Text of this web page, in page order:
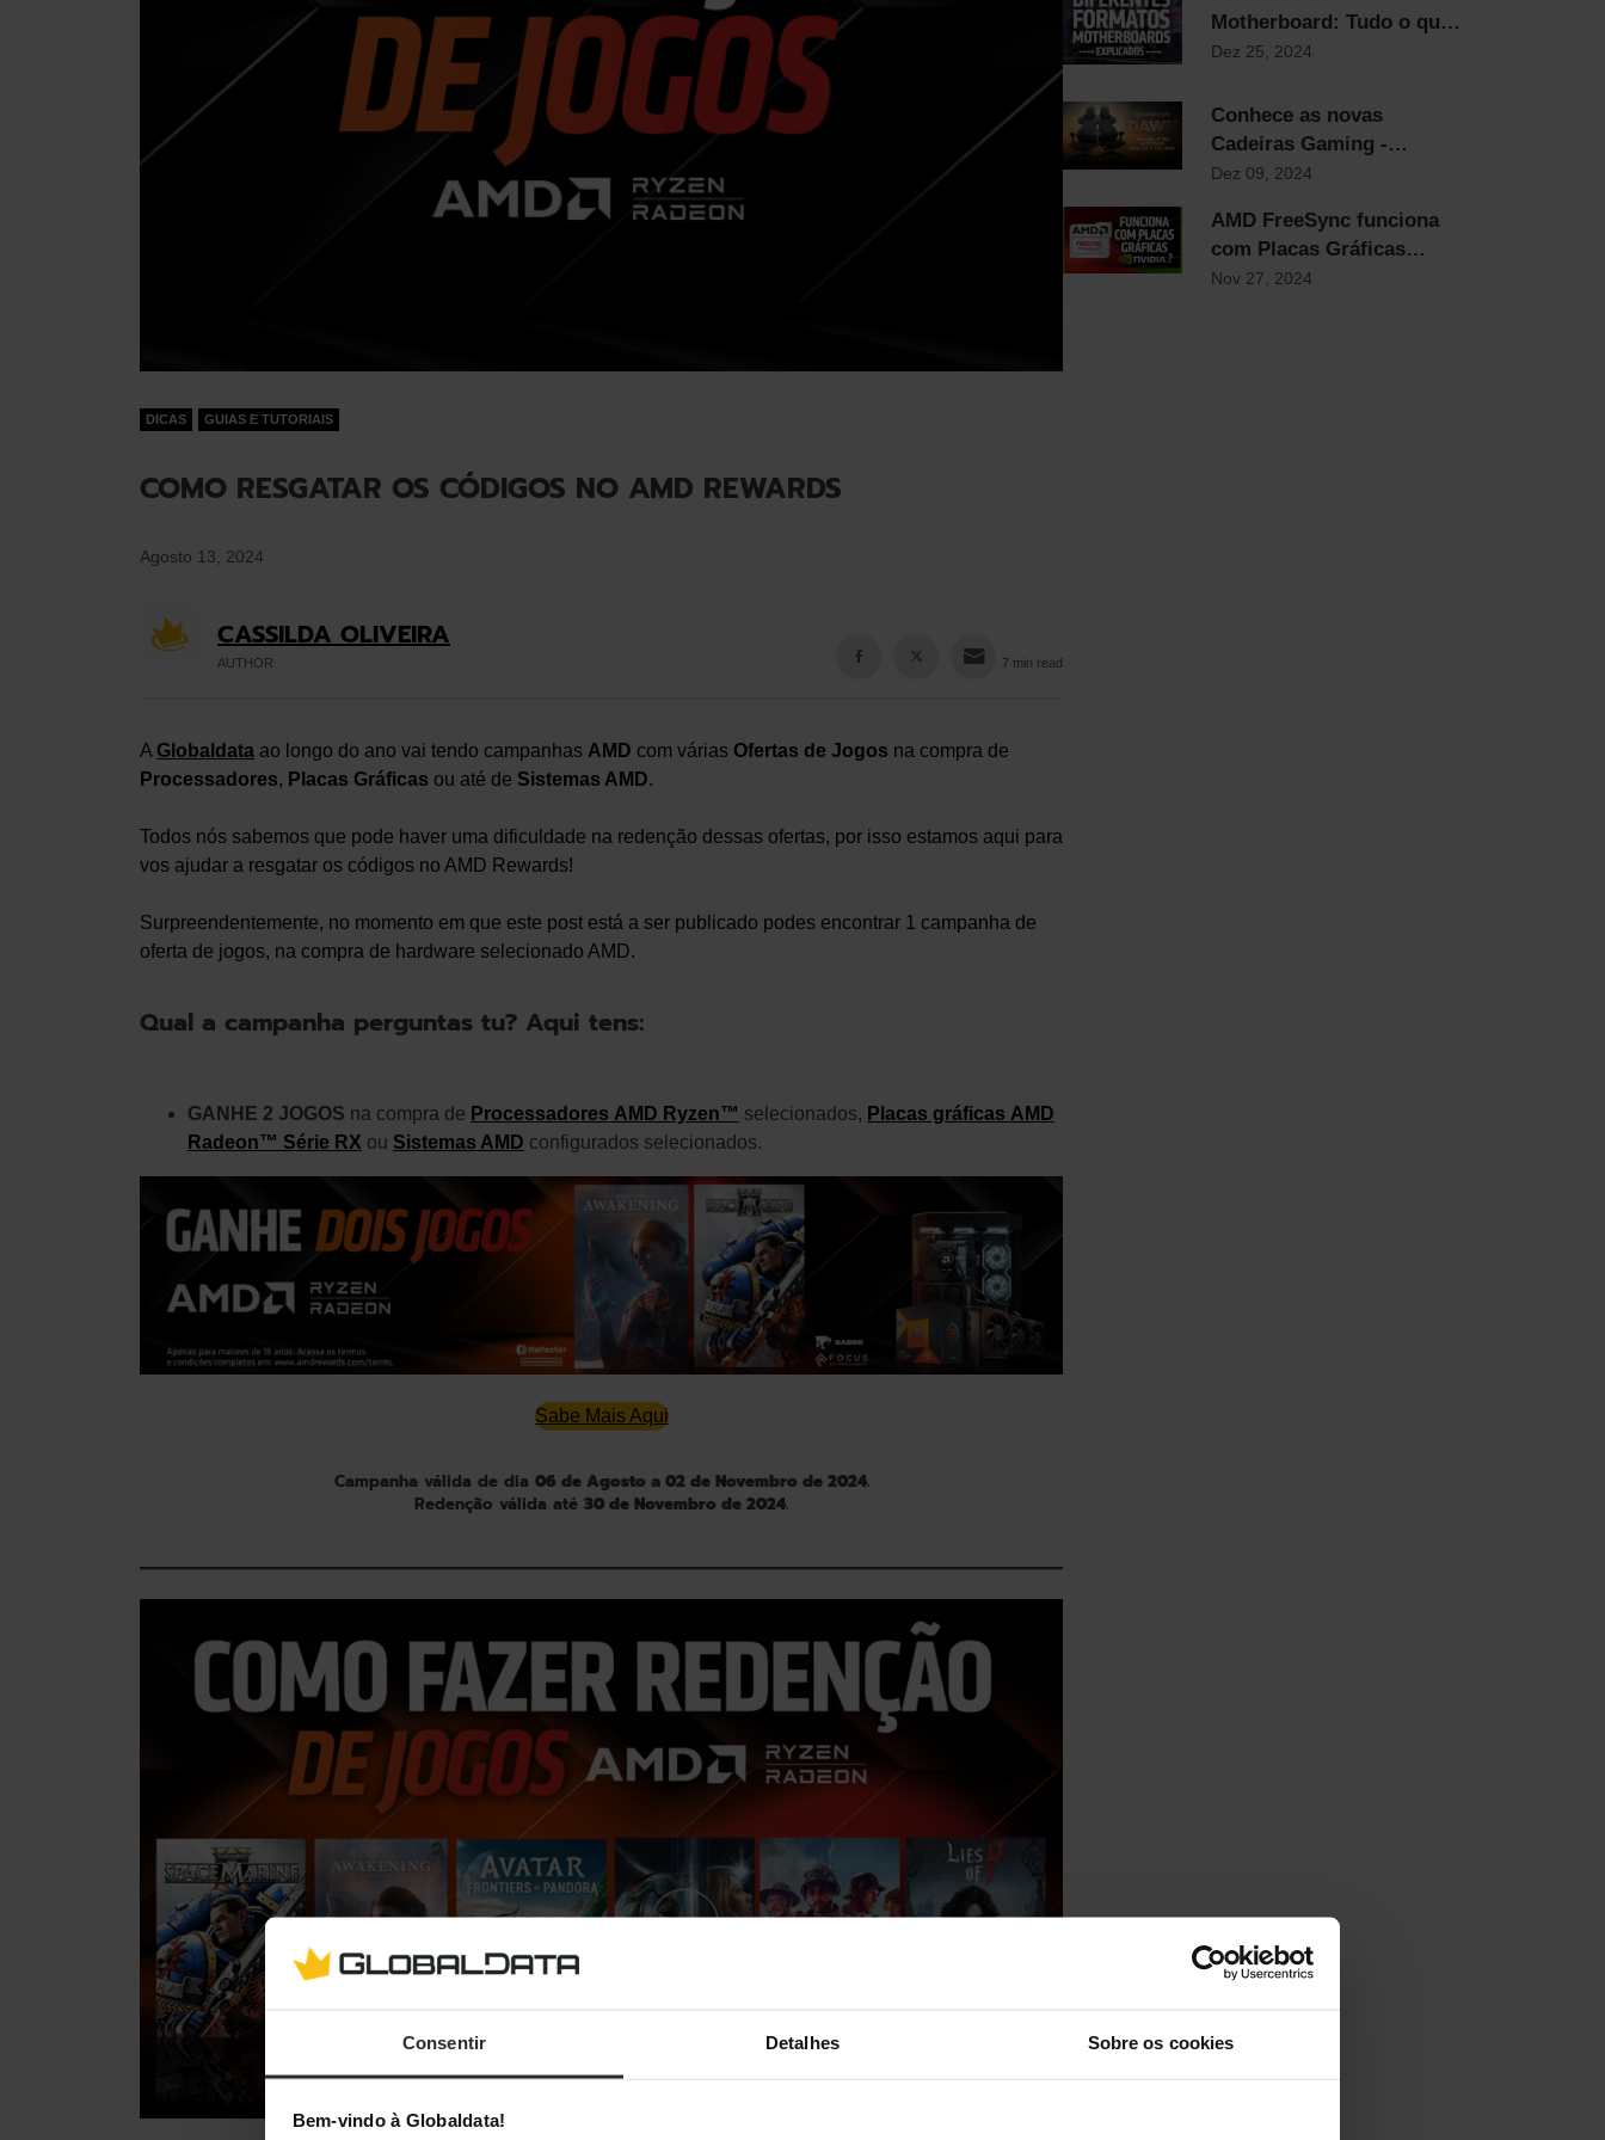
Consentir Detalhes Sobre os cookies
Bem-vindo à Globaldata!
DICAS GUIAS E TUTORIAIS
COMO RESGATAR OS CÓDIGOS NO AMD REWARDS
Agosto 13, 2024
CASSILDA OLIVEIRA
AUTHOR 7 min read
A Globaldata ao longo do ano vai tendo campanhas AMD com várias Ofertas de Jogos na compra de
Processadores, Placas Gráficas ou até de Sistemas AMD.
Todos nós sabemos que pode haver uma dificuldade na redenção dessas ofertas, por isso estamos aqui para
vos ajudar a resgatar os códigos no AMD Rewards!
Surpreendentemente, no momento em que este post está a ser publicado podes encontrar 1 campanha de
oferta de jogos, na compra de hardware selecionado AMD.
Qual a campanha perguntas tu? Aqui tens:
GANHE 2 JOGOS na compra de Processadores AMD Ryzen™ selecionados, Placas gráficas AMD
Radeon™ Série RX ou Sistemas AMD configurados selecionados.
Sabe Mais Aqui
Campanha válida de dia 06 de Agosto a 02 de Novembro de 2024.
Redenção válida até30 de Novembro de 2024.
Motherboard: Tudo o que
precisas saber!
Dez 25, 2024
Conhece as novas
Cadeiras Gaming -
noblechairs DAWN
Dez 09, 2024
AMD FreeSync funciona
com Placas Gráficas
NVIDIA?
Nov 27, 2024